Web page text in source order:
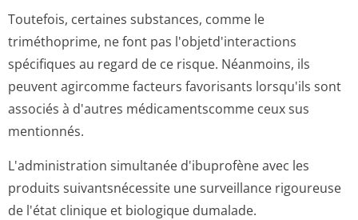
Toutefois, certaines substances, comme le
triméthoprime, ne font pas l'objetd'inte­ractions
spécifiques au regard de ce risque. Néanmoins, ils
peuvent agircomme facteurs favorisants lorsqu'ils sont
associés à d'autres médicamentscomme ceux sus
mentionnés.
L'administration simultanée d'ibuprofène avec les
produits suivantsnécessite une surveillance rigoureuse
de l'état clinique et biologique dumalade.